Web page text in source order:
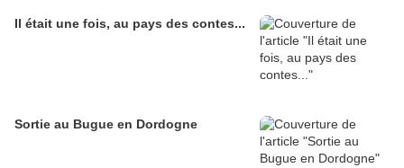
Il était une fois, au pays des contes...
Sortie au Bugue en Dordogne